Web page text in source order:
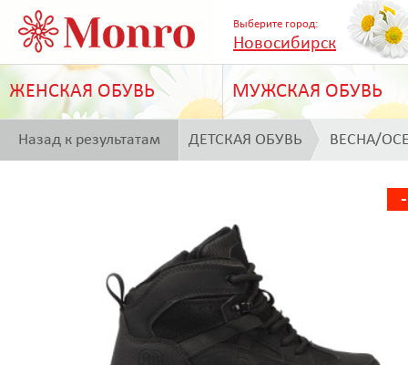
Выберите город:
Новосибирск
ЖЕНСКАЯ ОБУВЬ МУЖСКАЯ ОБУВЬ
Назад к результатам ДЕТСКАЯ ОБУВЬ ВЕСНА/